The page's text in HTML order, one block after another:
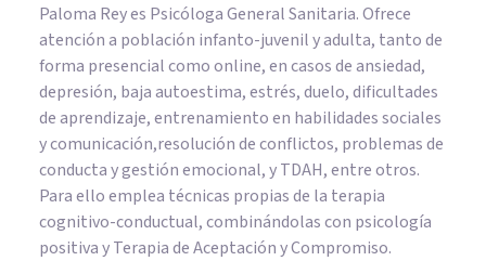
Paloma Rey es Psicóloga General Sanitaria. Ofrece
atención a población infanto-juvenil y adulta, tanto de
forma presencial como online, en casos de ansiedad,
depresión, baja autoestima, estrés, duelo, dificultades
de aprendizaje, entrenamiento en habilidades sociales
y comunicación,resolución de conflictos, problemas de
conducta y gestión emocional, y TDAH, entre otros.
Para ello emplea técnicas propias de la terapia
cognitivo-conductual, combinándolas con psicología
positiva y Terapia de Aceptación y Compromiso.